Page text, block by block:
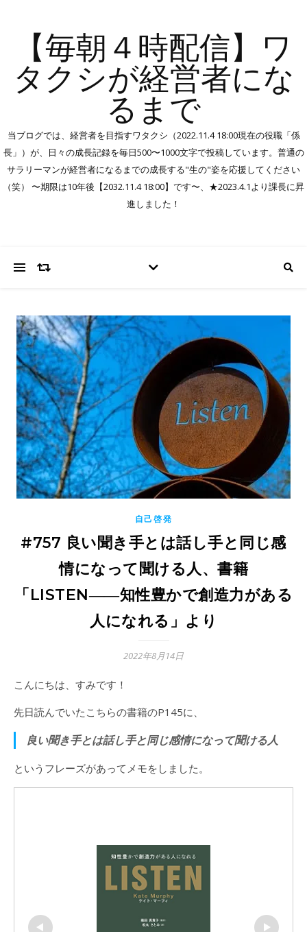
【毎朝４時配信】ワ
タクシが経営者にな
るまで
当ブログでは、経営者を目指すワタクシ（2022.11.4 18:00現在の役職「係
長」）が、日々の成長記録を毎日500〜1000文字で投稿しています。普通の
サラリーマンが経営者になるまでの成長する"生の"姿を応援してください
（笑） 〜期限は10年後【2032.11.4 18:00】です〜、★2023.4.1より課長に昇
進しました！
自己啓発
#757 良い聞き手とは話し手と同じ感
情になって聞ける人、書籍
「LISTEN――知性豊かで創造力がある
人になれる」より
2022年8月14日
こんにちは、すみです！
先日読んでいたこちらの書籍のP145に、
良い聞き手とは話し手と同じ感情になって聞ける人
というフレーズがあってメモをしました。